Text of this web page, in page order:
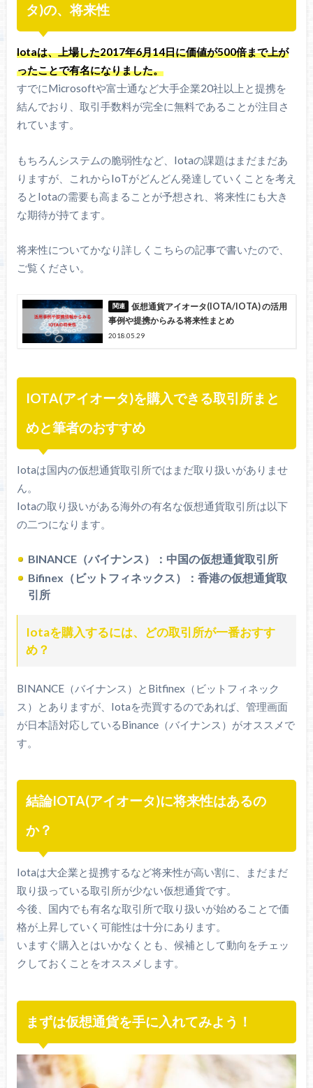
タ)の、将来性
Iotaは、上場した2017年6月14日に価値が500倍まで上が
ったことで有名になりました。
すでにMicrosoftや富士通など大手企業20社以上と提携を
結んでおり、取引手数料が完全に無料であることが注目さ
れています。
もちろんシステムの脆弱性など、Iotaの課題はまだまだあ
りますが、これからIoTがどんどん発達していくことを考え
るとIotaの需要も高まることが予想され、将来性にも大き
な期待が持てます。
将来性についてかなり詳しくこちらの記事で書いたので、
ご覧ください。
仮想通貨アイオータ(IOTA/IOTA) の活用
事例や提携からみる将来性まとめ
2018.05.29
IOTA(アイオータ)を購入できる取引所まと
めと筆者のおすすめ
Iotaは国内の仮想通貨取引所ではまだ取り扱いがありませ
ん。
Iotaの取り扱いがある海外の有名な仮想通貨取引所は以下
の二つになります。
BINANCE（バイナンス）：中国の仮想通貨取引所
Bifinex（ビットフィネックス）：香港の仮想通貨取
引所
Iotaを購入するには、どの取引所が一番おすす
め？
BINANCE（バイナンス）とBitfinex（ビットフィネック
ス）とありますが、Iotaを売買するのであれば、管理画面
が日本語対応しているBinance（バイナンス）がオススメで
す。
結論IOTA(アイオータ)に将来性はあるの
か？
Iotaは大企業と提携するなど将来性が高い割に、まだまだ
取り扱っている取引所が少ない仮想通貨です。
今後、国内でも有名な取引所で取り扱いが始めることで価
格が上昇していく可能性は十分にあります。
いますぐ購入とはいかなくとも、候補として動向をチェッ
クしておくことをオススメします。
まずは仮想通貨を手に入れてみよう！